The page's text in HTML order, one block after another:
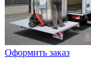
Оформить заказ